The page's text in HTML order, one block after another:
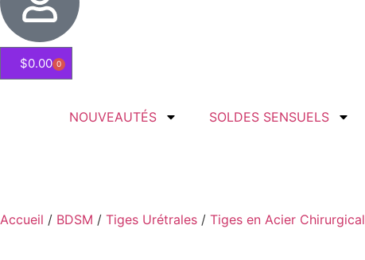
$0.00 0
NOUVEAUTÉS SOLDES SENSUELS
Accueil / BDSM / Tiges Urétrales / Tiges en Acier Chirurgical